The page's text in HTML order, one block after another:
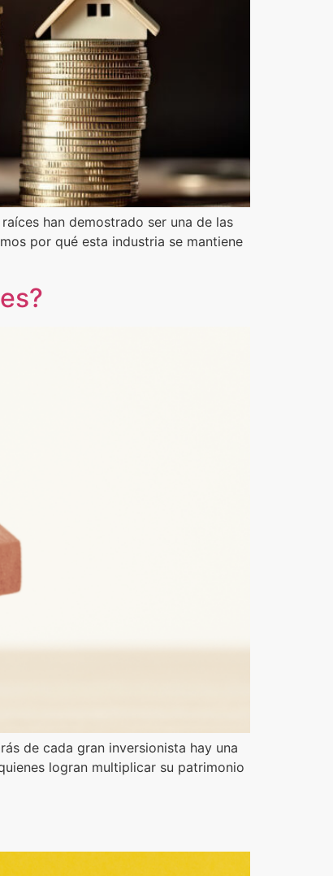
han demostrado ser una de las
por qué esta industria se mantiene
de cada gran inversionista hay una
logran multiplicar su patrimonio